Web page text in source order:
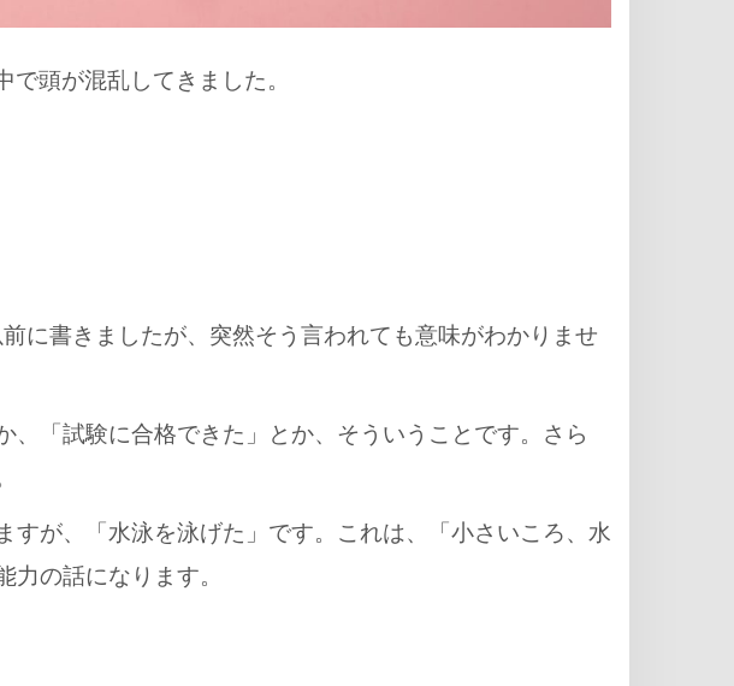
頭が混乱してきました。
に書きましたが、突然そう言われても意味がわかりませ
「試験に合格できた」とか、そういうことです。さら
が、「水泳を泳げた」です。これは、「小さいころ、水
の話になります。